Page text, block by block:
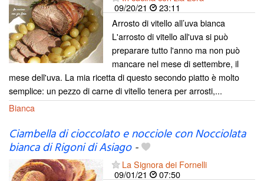
09/20/21
23:11
Arrosto di vitello all’uva bianca
L'arrosto di vitello all'uva si può
preparare tutto l'anno ma non può
mancare nel mese di settembre, il
mese dell'uva. La mia ricetta di questo secondo piatto è molto
semplice: un pezzo di carne di vitello tenera per arrosti,...
Bianca
Ciambella di cioccolato e nocciole con Nocciolata
bianca di Rigoni di Asiago-
La Signora dei Fornelli
09/01/21
07:50